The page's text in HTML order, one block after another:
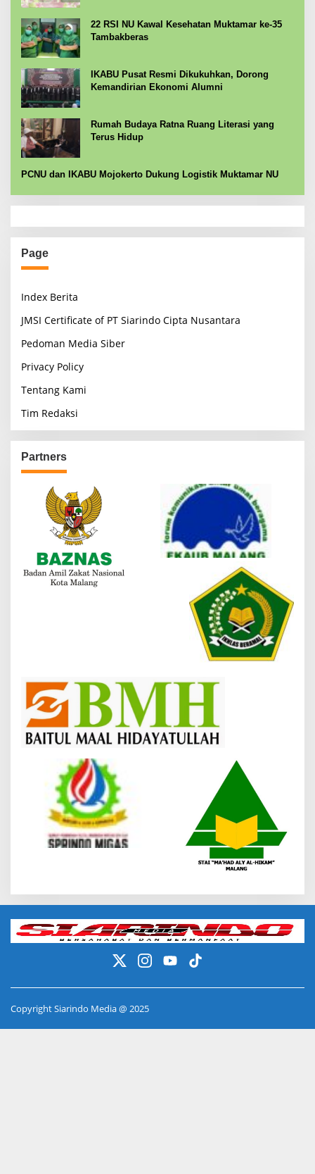
22 RSI NU Kawal Kesehatan Muktamar ke-35
Tambakberas
IKABU Pusat Resmi Dikukuhkan, Dorong
Kemandirian Ekonomi Alumni
Rumah Budaya Ratna Ruang Literasi yang
Terus Hidup
PCNU dan IKABU Mojokerto Dukung Logistik Muktamar NU
Page
Index Berita
JMSI Certificate of PT Siarindo Cipta Nusantara
Pedoman Media Siber
Privacy Policy
Tentang Kami
Tim Redaksi
Partners
Copyright Siarindo Media @ 2025